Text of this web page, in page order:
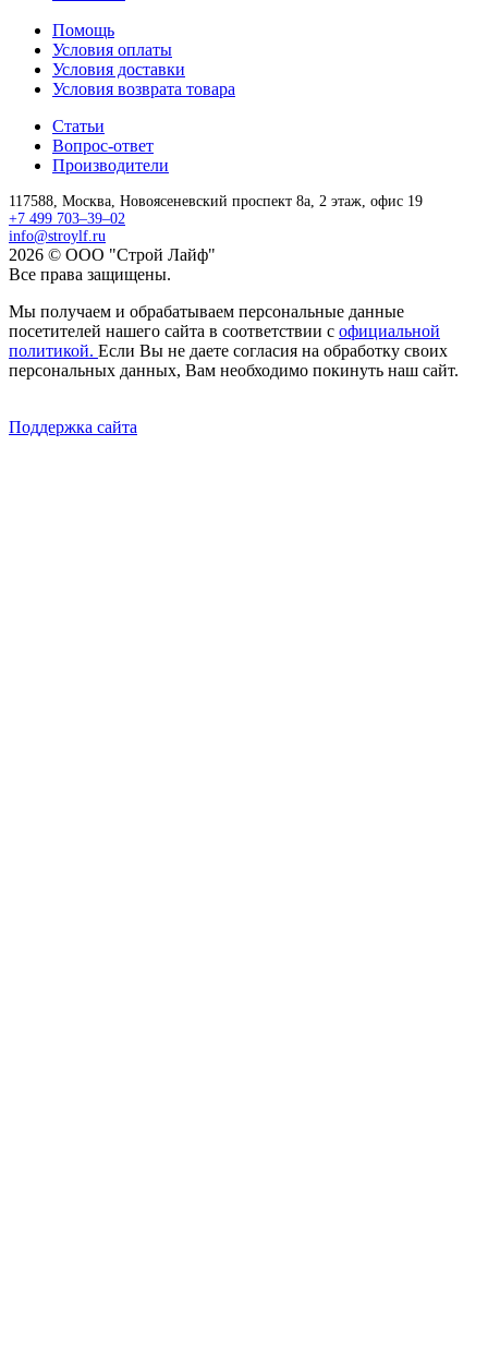
Помощь
Условия оплаты
Условия доставки
Условия возврата товара
Статьи
Вопрос-ответ
Производители
117588, Москва, Новоясеневский проспект 8а, 2 этаж, офис 19
+7 499 703–39–02
info@stroylf.ru
2026 © ООО "Строй Лайф"
Все права защищены.
Мы получаем и обрабатываем персональные данные
посетителей нашего сайта в соответствии с официальной
политикой. Если Вы не даете согласия на обработку своих
персональных данных, Вам необходимо покинуть наш сайт.
Поддержка сайта